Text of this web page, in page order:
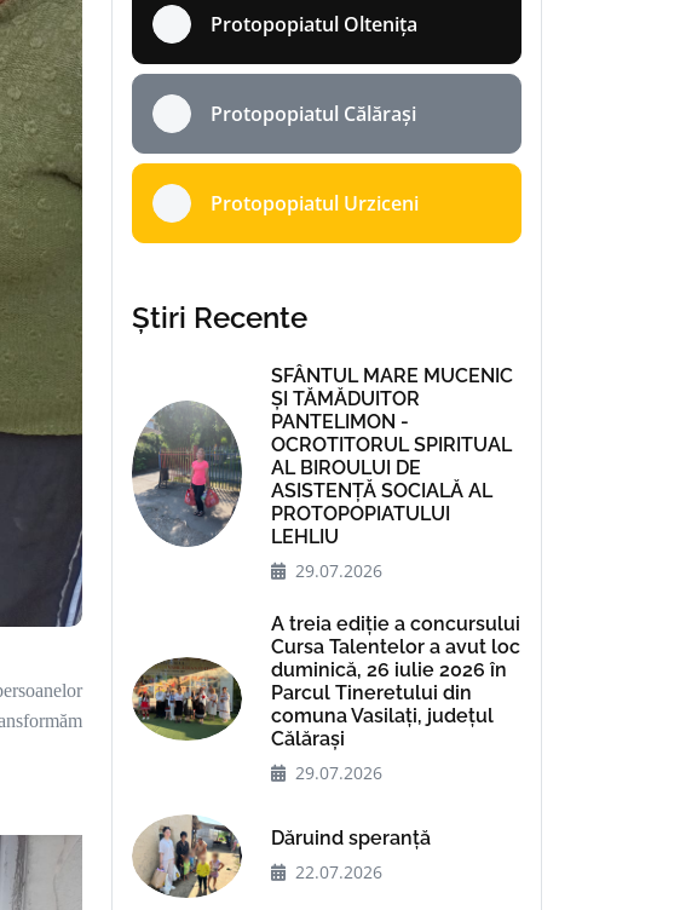
Protopopiatul Oltenița
Protopopiatul Călărași
Protopopiatul Urziceni
Știri Recente
SFÂNTUL MARE MUCENIC
ȘI TĂMĂDUITOR
PANTELIMON -
OCROTITORUL SPIRITUAL
AL BIROULUI DE
ASISTENȚĂ SOCIALĂ AL
PROTOPOPIATULUI
LEHLIU
29.07.2026
A treia ediție a concursului
Cursa Talentelor a avut loc
duminică, 26 iulie 2026 în
Parcul Tineretului din
comuna Vasilați, județul
Călărași
29.07.2026
Dăruind speranță
22.07.2026